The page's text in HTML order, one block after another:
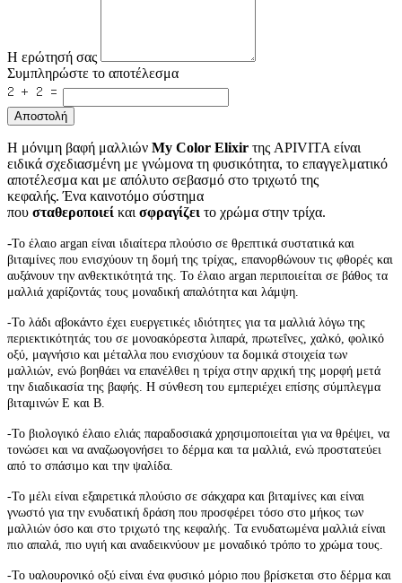
Η ερώτησή σας
Συμπληρώστε το αποτέλεσμα
Αποστολή
Η μόνιμη βαφή μαλλιών My Color Elixir της APIVITA είναι
ειδικά σχεδιασμένη με γνώμονα τη φυσικότητα, το επαγγελματικό
αποτέλεσμα και με απόλυτο σεβασμό στο τριχωτό της
κεφαλής.Ένα καινοτόμο σύστημα
που σταθεροποιεί και σφραγίζει το χρώμα στην τρίχα.
-Το έλαιο argan είναι ιδιαίτερα πλούσιο σε θρεπτικά συστατικά και
βιταμίνες που ενισχύουν τη δομή της τρίχας, επανορθώνουν τις φθορές και
αυξάνουν την ανθεκτικότητά της. Το έλαιο argan περιποιείται σε βάθος τα
μαλλιά χαρίζοντάς τους μοναδική απαλότητα και λάμψη.
-Το λάδι αβοκάντο έχει ευεργετικές ιδιότητες για τα μαλλιά λόγω της
περιεκτικότητάς του σε μονοακόρεστα λιπαρά, πρωτεΐνες, χαλκό, φολικό
οξύ, μαγνήσιο και μέταλλα που ενισχύουν τα δομικά στοιχεία των
μαλλιών, ενώ βοηθάει να επανέλθει η τρίχα στην αρχική της μορφή μετά
την διαδικασία της βαφής. Η σύνθεση του εμπεριέχει επίσης σύμπλεγμα
βιταμινών Ε και Β.
-Το βιολογικό έλαιο ελιάς παραδοσιακά χρησιμοποιείται για να θρέψει, να
τονώσει και να αναζωογονήσει το δέρμα και τα μαλλιά, ενώ προστατεύει
από το σπάσιμο και την ψαλίδα.
-Το μέλι είναι εξαιρετικά πλούσιο σε σάκχαρα και βιταμίνες και είναι
γνωστό για την ενυδατική δράση που προσφέρει τόσο στο μήκος των
μαλλιών όσο και στο τριχωτό της κεφαλής. Τα ενυδατωμένα μαλλιά είναι
πιο απαλά, πιο υγιή και αναδεικνύουν με μοναδικό τρόπο το χρώμα τους.
-Το υαλουρονικό οξύ είναι ένα φυσικό μόριο που βρίσκεται στο δέρμα και